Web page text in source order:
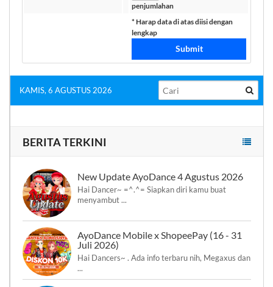
penjumlahan
* Harap data di atas diisi dengan
lengkap
Submit
KAMIS, 6 AGUSTUS 2026
BERITA TERKINI
New Update AyoDance 4 Agustus 2026
Hai Dancer~ =^.^= Siapkan diri kamu buat
menyambut ...
AyoDance Mobile x ShopeePay (16 - 31
Juli 2026)
Hai Dancers~ . Ada info terbaru nih, Megaxus dan
...